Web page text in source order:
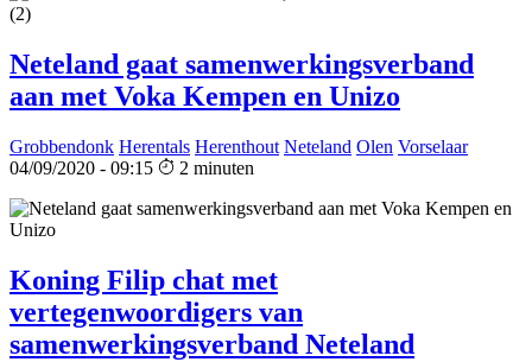
Neteland gaat samenwerkingsverband
aan met Voka Kempen en Unizo
Grobbendonk Herentals Herenthout Neteland Olen Vorselaar
04/09/2020 - 09:15
2 minuten
Koning Filip chat met
vertegenwoordigers van
samenwerkingsverband Neteland